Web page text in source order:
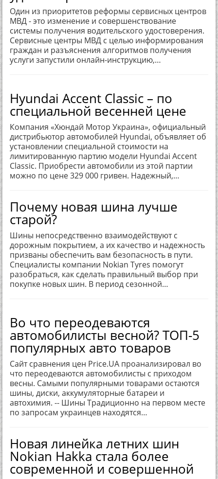
Один из приоритетов реформы сервисных центров
МВД - это изменение и совершенствование
системы получения водительского удостоверения.
Сервисные центры МВД с целью информирования
граждан и разъяснения алгоритмов получения
услуги запустили онлайн-инструкцию,…
Hyundai Accent Classic – по
специальной весенней цене
Компания «Хюндай Мотор Украина», официальный
дистрибьютор автомобилей Hyundai, объявляет об
установлении специальной стоимости на
лимитированную партию модели Hyundai Accent
Classic. Приобрести автомобили из этой партии
можно по цене 329 000 гривен. Надежный,…
Почему новая шина лучше
старой?
Шины непосредственно взаимодействуют с
дорожным покрытием, а их качество и надежность
призваны обеспечить вам безопасность в пути.
Специалисты компании Nokian Tyres помогут
разобраться, как сделать правильный выбор при
покупке новых шин. В период сезонной…
Во что переодеваются
автомобилисты весной? ТОП-5
популярных авто товаров
Сайт сравнения цен Price.UA проанализировал во
что переодеваются автомобилисты с приходом
весны. Самыми популярными товарами остаются
шины, диски, аккумуляторные батареи и
автохимия. -- Шины Традиционно на первом месте
по запросам украинцев находятся…
Новая линейка летних шин
Nokian Hakka стала более
современной и совершенной